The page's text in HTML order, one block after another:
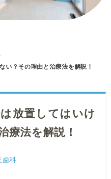
い？その理由と治療法を解説！
放置してはいけ
療法を解説！
歯科